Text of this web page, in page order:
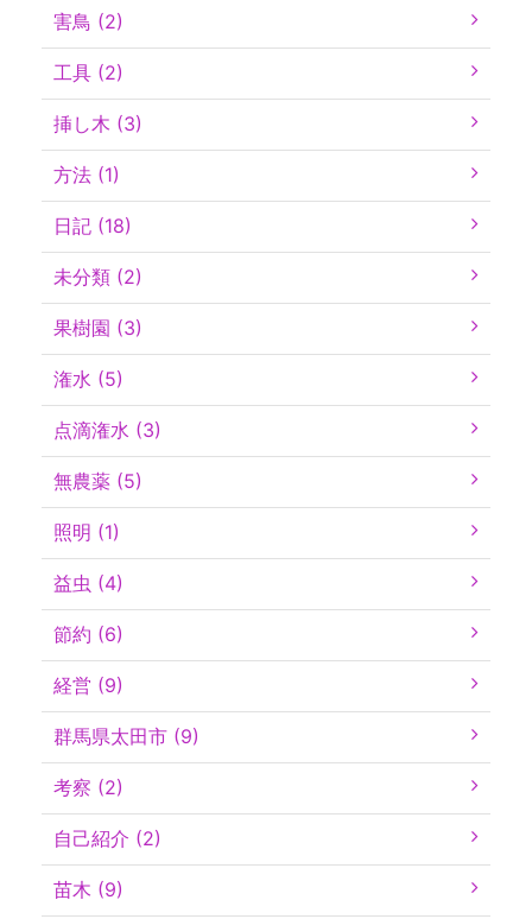
害鳥 (2)
工具 (2)
挿し木 (3)
方法 (1)
日記 (18)
未分類 (2)
果樹園 (3)
潅水 (5)
点滴潅水 (3)
無農薬 (5)
照明 (1)
益虫 (4)
節約 (6)
経営 (9)
群馬県太田市 (9)
考察 (2)
自己紹介 (2)
苗木 (9)